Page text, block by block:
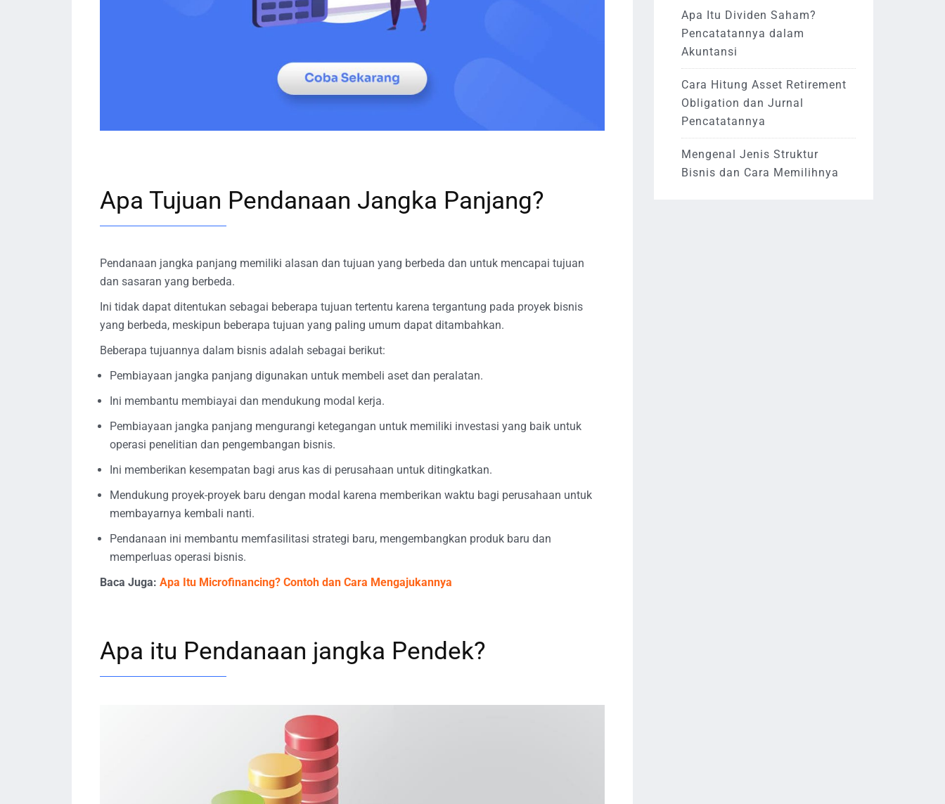
Apa Tujuan Pendanaan Jangka Panjang?
Pendanaan jangka panjang memiliki alasan dan tujuan yang berbeda dan untuk mencapai tujuan
dan sasaran yang berbeda.
Ini tidak dapat ditentukan sebagai beberapa tujuan tertentu karena tergantung pada proyek bisnis
yang berbeda, meskipun beberapa tujuan yang paling umum dapat ditambahkan.
Beberapa tujuannya dalam bisnis adalah sebagai berikut:
Pembiayaan jangka panjang digunakan untuk membeli aset dan peralatan.
Ini membantu membiayai dan mendukung modal kerja.
Pembiayaan jangka panjang mengurangi ketegangan untuk memiliki investasi yang baik untuk
operasi penelitian dan pengembangan bisnis.
Ini memberikan kesempatan bagi arus kas di perusahaan untuk ditingkatkan.
Mendukung proyek-proyek baru dengan modal karena memberikan waktu bagi perusahaan untuk
membayarnya kembali nanti.
Pendanaan ini membantu memfasilitasi strategi baru, mengembangkan produk baru dan
memperluas operasi bisnis.
Baca Juga: Apa Itu Microfinancing? Contoh dan Cara Mengajukannya
Apa itu Pendanaan jangka Pendek?
Apa Itu Dividen Saham?
Pencatatannya dalam
Akuntansi
Cara Hitung Asset Retirement
Obligation dan Jurnal
Pencatatannya
Mengenal Jenis Struktur
Bisnis dan Cara Memilihnya